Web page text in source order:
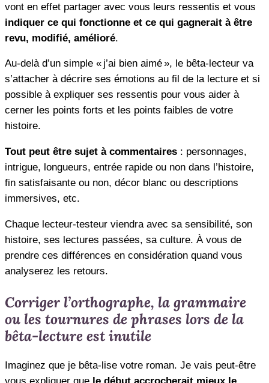
vont en effet partager avec vous leurs ressentis et vous
indiquer ce qui fonctionne et ce qui gagnerait à être
revu, modifié, amélioré.
Au-delà d’un simple « j’ai bien aimé », le bêta-lecteur va
s’attacher à décrire ses émotions au fil de la lecture et si
possible à expliquer ses ressentis pour vous aider à
cerner les points forts et les points faibles de votre
histoire.
Tout peut être sujet à commentaires : personnages,
intrigue, longueurs, entrée rapide ou non dans l’histoire,
fin satisfaisante ou non, décor blanc ou descriptions
immersives, etc.
Chaque lecteur-testeur viendra avec sa sensibilité, son
histoire, ses lectures passées, sa culture. À vous de
prendre ces différences en considération quand vous
analyserez les retours.
Corriger l’orthographe, la grammaire
ou les tournures de phrases lors de la
bêta-lecture est inutile
Imaginez que je bêta-lise votre roman. Je vais peut-être